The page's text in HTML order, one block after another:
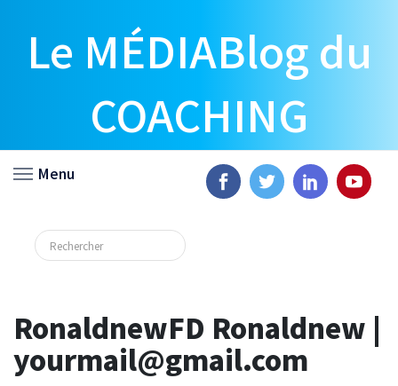
Le MÉDIABlog du
COACHING
Menu
RonaldnewFD Ronaldnew |
yourmail@gmail.com